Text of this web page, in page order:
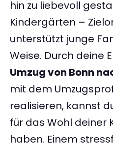
hin zu liebevoll
Kindergärten –
unterstützt junge
Weise. Durch deine
Umzug von Bonn
mit dem
realisieren, kannst
für das Wohl deiner
haben. Einem